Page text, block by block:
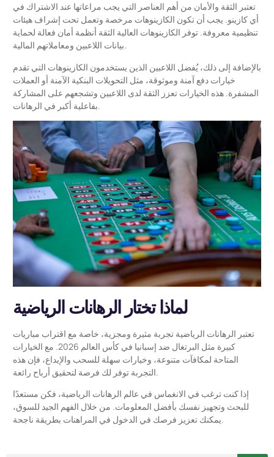
تعتبر الثقة والأمان من أهم العناصر التي يجب مراعاتها عند الاشتراك في
أي كازينو. يجب أن تكون الكازينوهات مرخصة وتعمل تحت إشراف هيئات
تنظيمية معروفة. توفر الكازينوهات العالية الثقة أنظمة أمان فعالة لحماية
بيانات اللاعبين ومعاملاتهم المالية.
بالإضافة إلى ذلك، يُفضل اللاعبين الذين يستخدمون الكازينوهات التي تقدم
خيارات دفع آمنة وموثوقة، مثل التحويلات البنكية الآمنة أو العملات
المشفرة. هذه الخيارات تعزز الثقة لدى اللاعبين وتشجعهم على المشاركة
لماذا تختار الرهانات الرياضية
تعتبر الرهانات الرياضية تجربة مثيرة ومجزية، خاصة مع اقتراب مباريات
كبيرة مثل البرتغال ضد إسبانيا في كأس العالم 2026. مع الخيارات
المتاحة لمكافآت متنوعة، وخيارات سهلة للسحب والإيداع، فإن هذه
التجربة توفر لك فرصة لتحقيق أرباح رائعة.
إذا كنت ترغب في الانغماس في عالم الرهانات الرياضية، فكن مستعدًا
للبحث وتجهيز نفسك بأفضل المعلومات. من خلال الفهم الجيد للسوق،
يمكنك تعزيز فرصك في الدخول في المراهنات بطريقة ناجحة.